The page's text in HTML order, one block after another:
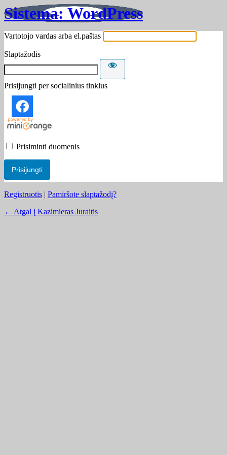
Sistema: WordPress
Vartotojo vardas arba el.paštas
Slaptažodis
Prisijungti per socialinius tinklus
Prisiminti duomenis
Registruotis | Pamiršote slaptažodį?
← Atgal į Kazimieras Juraitis